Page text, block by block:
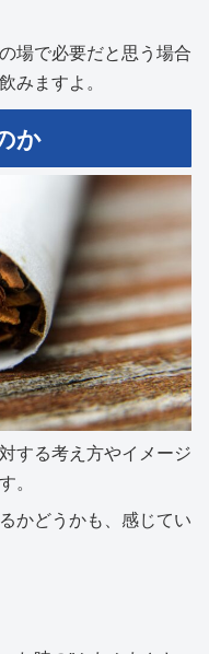
場で必要だと思う場合
みますよ。
か
する考え方やイメージ
。
かどうかも、感じてい